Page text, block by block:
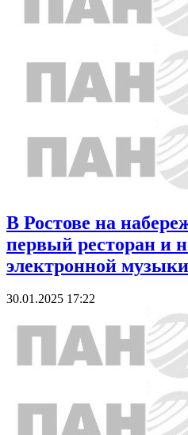
В Ростове на
первый ресторан и
электронной
30.01.2025 17:22